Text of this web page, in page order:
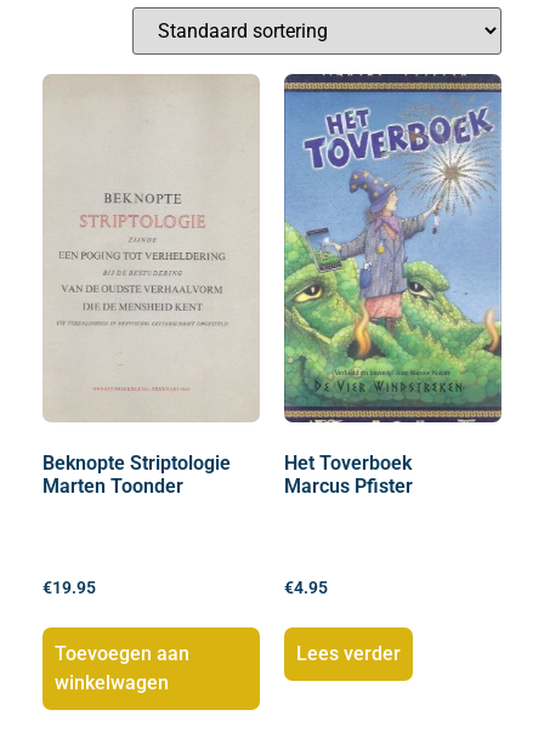
Beknopte Striptologie
Marten Toonder
€19.95
Toevoegen aan
winkelwagen
Het Toverboek
Marcus Pfister
€4.95
Lees verder